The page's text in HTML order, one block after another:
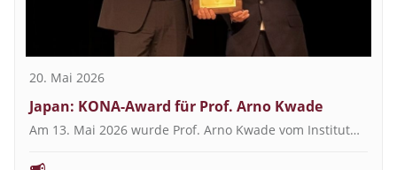
20. Mai 2026
Japan: KONA-Award für Prof. Arno Kwade
Am 13. Mai 2026 wurde Prof. Arno Kwade vom Institut…